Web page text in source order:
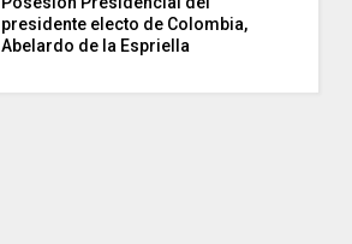
presidente electo de Colombia,
Abelardo de la Espriella